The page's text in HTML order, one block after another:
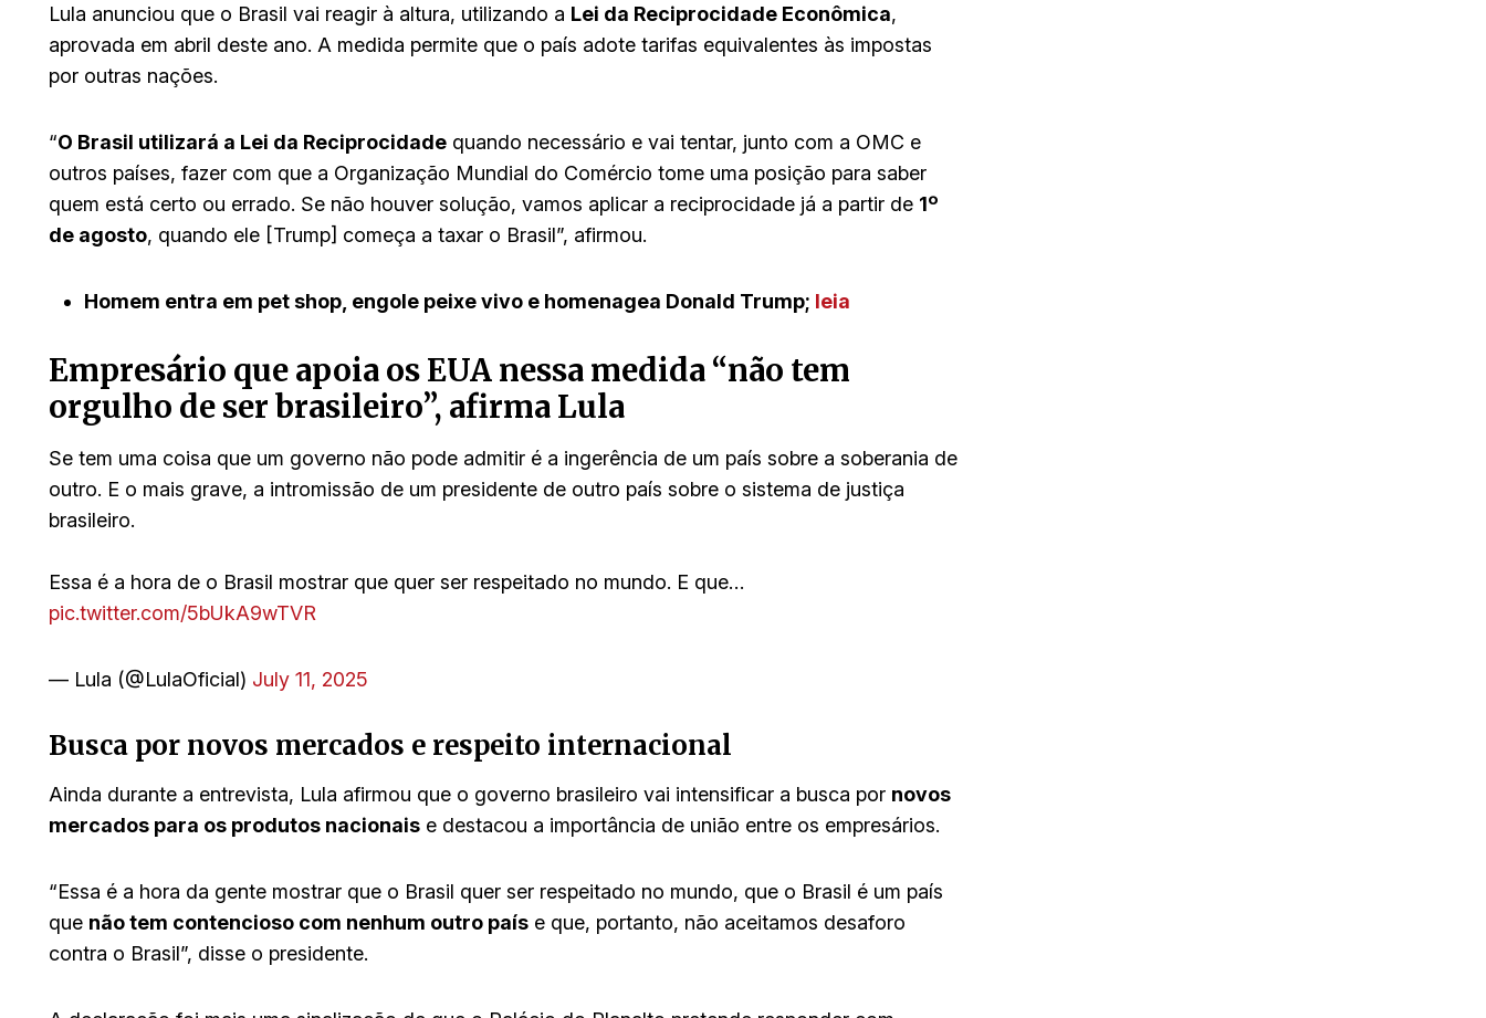
Lula anunciou que o Brasil vai reagir à altura, utilizando a Lei da Reciprocidade Econômica,
aprovada em abril deste ano. A medida permite que o país adote tarifas equivalentes às impostas
por outras nações.
“O Brasil utilizará a Lei da Reciprocidade quando necessário e vai tentar, junto com a OMC e
outros países, fazer com que a Organização Mundial do Comércio tome uma posição para saber
quem está certo ou errado. Se não houver solução, vamos aplicar a reciprocidade já a partir de 1º
de agosto, quando ele [Trump] começa a taxar o Brasil”, afirmou.
Homem entra em pet shop, engole peixe vivo e homenagea Donald Trump; leia
Empresário que apoia os EUA nessa medida “não tem
orgulho de ser brasileiro”, afirma Lula
Se tem uma coisa que um governo não pode admitir é a ingerência de um país sobre a soberania de
outro. E o mais grave, a intromissão de um presidente de outro país sobre o sistema de justiça
brasileiro.
Essa é a hora de o Brasil mostrar que quer ser respeitado no mundo. E que…
pic.twitter.com/5bUkA9wTVR
— Lula (@LulaOficial) July 11, 2025
Busca por novos mercados e respeito internacional
Ainda durante a entrevista, Lula afirmou que o governo brasileiro vai intensificar a busca por novos
mercados para os produtos nacionais e destacou a importância de união entre os empresários.
“Essa é a hora da gente mostrar que o Brasil quer ser respeitado no mundo, que o Brasil é um país
que não tem contencioso com nenhum outro país e que, portanto, não aceitamos desaforo
contra o Brasil”, disse o presidente.